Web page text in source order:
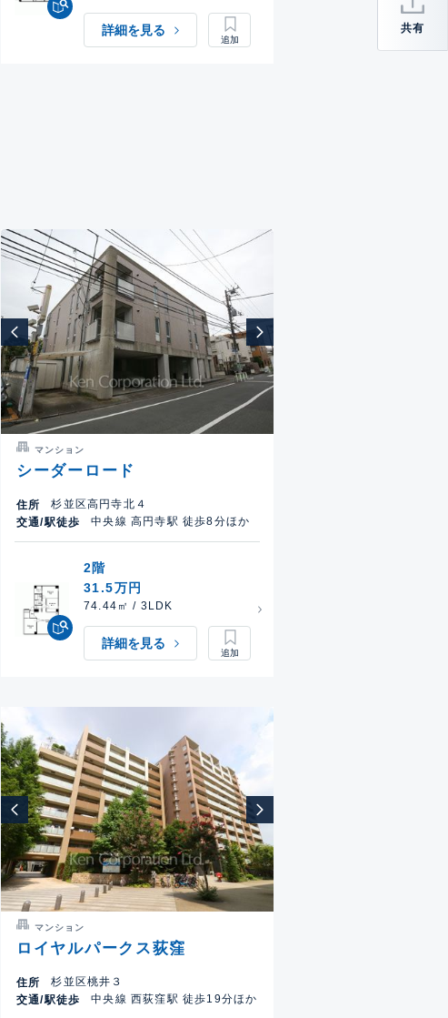
詳細を見る
マンション
シーダーロード
住所
杉並区高円寺北４
交通/駅徒歩
中央線 高円寺駅 徒歩8分ほか
2階
31.5万円
74.44㎡ / 3LDK
詳細を見る
マンション
ロイヤルパークス荻窪
住所
杉並区桃井３
交通/駅徒歩
中央線 西荻窪駅 徒歩19分ほか
共有